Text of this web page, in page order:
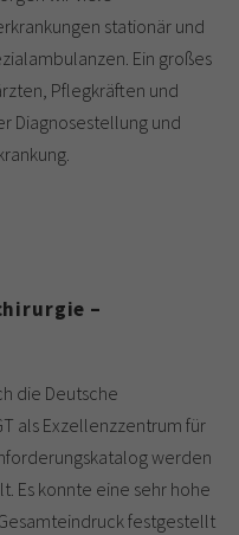
stationär und
Ein großes
Pflegkräften und
Diagnosestellung und
–
die Deutsche
als Exzellenzzentrum für
werden
Es konnte eine sehr hohe
festgestellt